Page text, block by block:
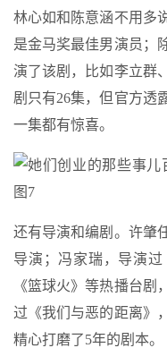
林心如和陈意涵不用多
是金马奖最佳男演员；
演了该剧，比如李立群
剧只有26集，但官方透
一集都有惊喜。
还有导演和编剧。许肇
导演；冯家瑞，导演过
《篮球火》等热播台
过《我们与恶的距离》
精心打磨了5年的剧本。